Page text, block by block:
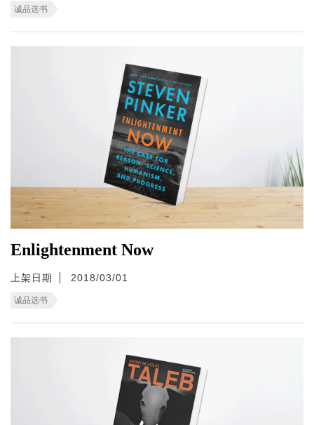
诚品选书
Enlightenment Now
上架日期 2018/03/01
诚品选书